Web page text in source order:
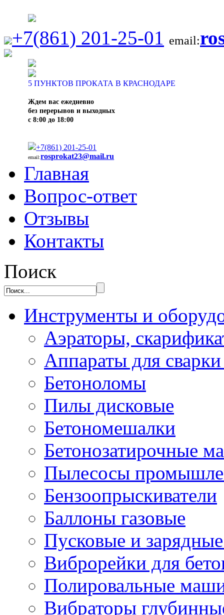
+7(861) 201-25-01 email:
5 ПУНКТОВ ПРОКАТА В КРАСНОДАРЕ
Ждем вас ежедневно
без перерывов и выходных
с 8:00 до 18:00
+7(861) 201-25-01
email:rosprokat23@mail.ru
Главная
Вопрос-ответ
Отзывы
Контакты
Поиск
Инструменты и
Аэраторы,
Аппараты для
Бетоноломы
Пилы дисковые
Бетономешалки
Бетонозатирочные
Пылесосы
Бензоопрыскиватели
Баллоны газовые
Пусковые и
Виброрейки для
Полировальные
Вибраторы